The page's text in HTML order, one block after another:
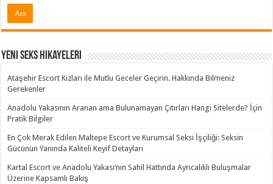
Yeni Seks Hikayeleri
Ataşehir Escort Kızları ile Mutlu Geceler Geçirin. Hakkında Bilmeniz
Gerekenler
Anadolu Yakasının Aranan ama Bulunamayan Çıtırları Hangi Sitelerde? İçin
Pratik Bilgiler
En Çok Merak Edilen Maltepe Escort ve Kurumsal Seksi İşçiliği: Seksin
Gücünün Yanında Kaliteli Keyif Detayları
Kartal Escort ve Anadolu Yakası’nın Sahil Hattında Ayrıcalıklı Buluşmalar
Üzerine Kapsamlı Bakış